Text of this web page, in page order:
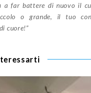
a far battere di nuovo il
o grande, il tuo
cuore!”